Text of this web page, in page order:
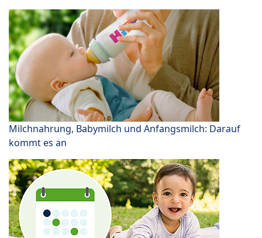
Milchnahrung, Babymilch und Anfangsmilch: Darauf
kommt es an